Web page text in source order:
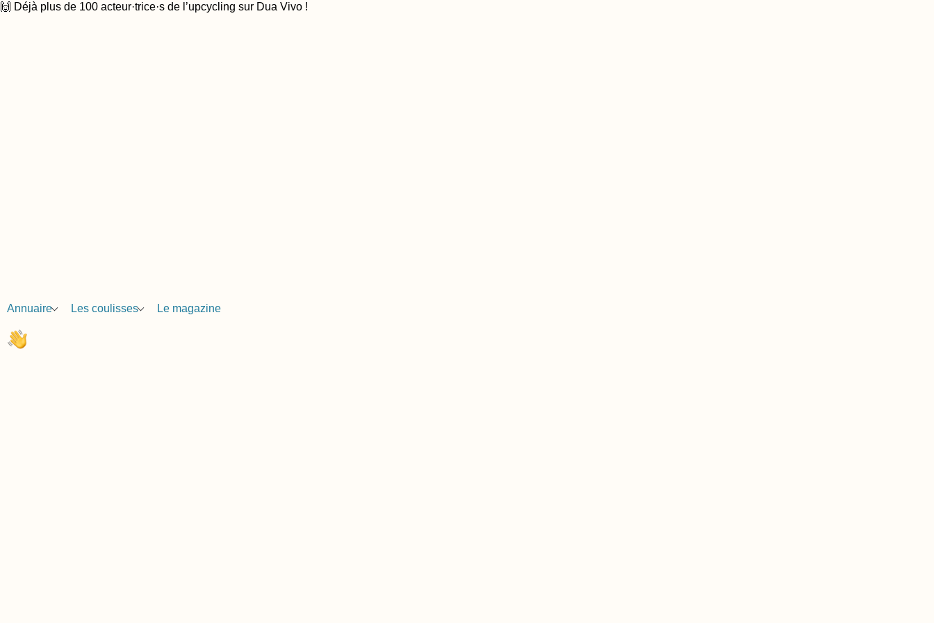
🙌 Déjà plus de 100 acteur·trice·s de l’upcycling sur Dua Vivo !
Annuaire Les coulisses Le magazine